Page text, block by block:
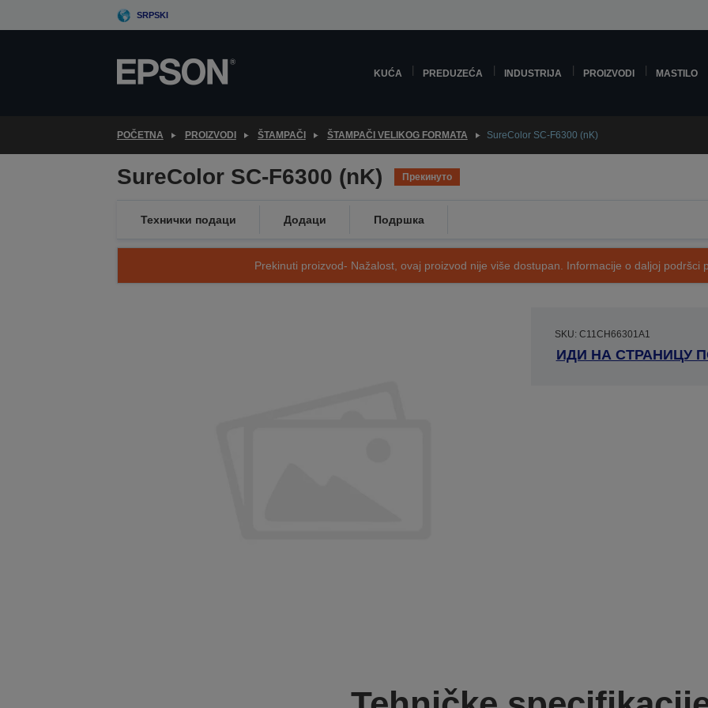
to
SRPSKI
KUĆA PREDUZEĆA INDUSTRIJA PROIZVODI MASTILO
POČETNA PROIZVODI ŠTAMPAČI ŠTAMPAČI VELIKOG FORMATA SureColor SC-F6300 (nK)
SureColor SC-F6300 (nK) Прекинуто
Технички подаци Додаци Подршка
Prekinuti proizvod- Nažalost, ovaj proizvod nije više dostupan. Informacije o daljoj podršci
SKU: C11CH66301A1
ИДИ НА СТРАНИЦУ